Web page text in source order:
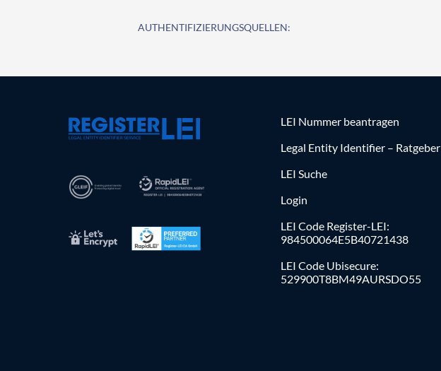
AUTHENTIFIZIERUNGSQUELLEN:
LEI Nummer beantragen
Legal Entity Identifier – Ratgeber
LEI Suche
Login
LEI Code Register-LEI:
984500064E5B40721438
LEI Code Ubisecure:
529900T8BM49AURSDO55